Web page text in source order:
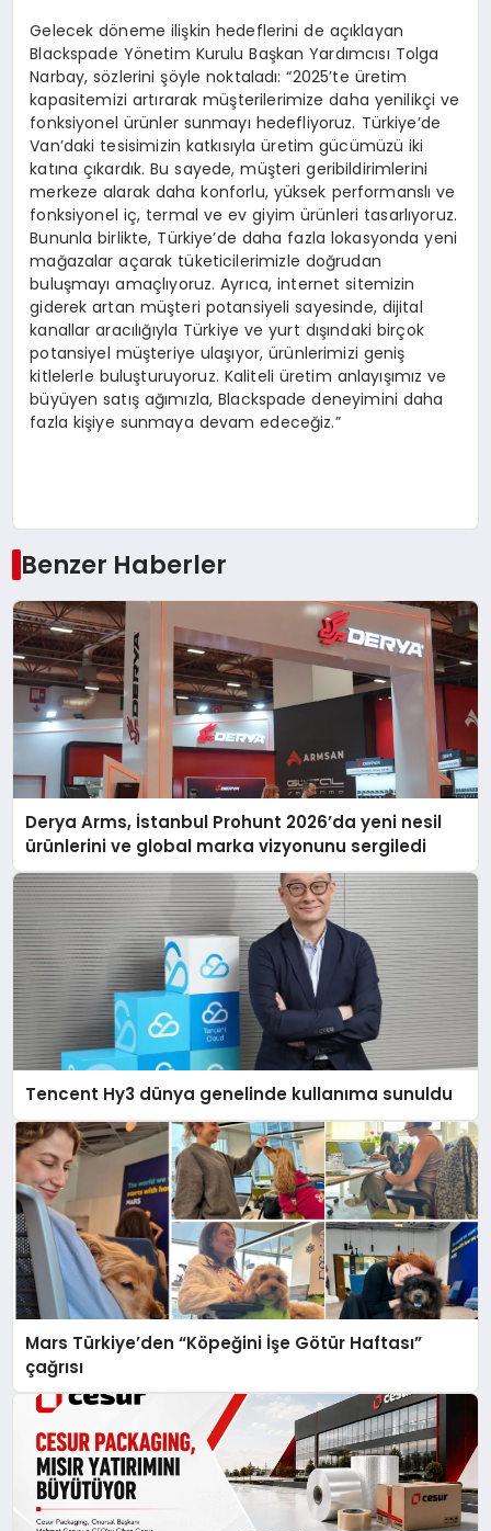
Gelecek döneme ilişkin hedeflerini de açıklayan
Blackspade Yönetim Kurulu Başkan Yardımcısı Tolga
Narbay, sözlerini şöyle noktaladı: “2025’te üretim
kapasitemizi artırarak müşterilerimize daha yenilikçi ve
fonksiyonel ürünler sunmayı hedefliyoruz. Türkiye’de
Van’daki tesisimizin katkısıyla üretim gücümüzü iki
katına çıkardık. Bu sayede, müşteri geribildirimlerini
merkeze alarak daha konforlu, yüksek performanslı ve
fonksiyonel iç, termal ve ev giyim ürünleri tasarlıyoruz.
Bununla birlikte, Türkiye’de daha fazla lokasyonda yeni
mağazalar açarak tüketicilerimizle doğrudan
buluşmayı amaçlıyoruz. Ayrıca, internet sitemizin
giderek artan müşteri potansiyeli sayesinde, dijital
kanallar aracılığıyla Türkiye ve yurt dışındaki birçok
potansiyel müşteriye ulaşıyor, ürünlerimizi geniş
kitlelerle buluşturuyoruz. Kaliteli üretim anlayışımız ve
büyüyen satış ağımızla, Blackspade deneyimini daha
fazla kişiye sunmaya devam edeceğiz.”
Benzer Haberler
Derya Arms, İstanbul Prohunt 2026’da yeni nesil
ürünlerini ve global marka vizyonunu sergiledi
Tencent Hy3 dünya genelinde kullanıma sunuldu
Mars Türkiye’den “Köpeğini İşe Götür Haftası”
çağrısı